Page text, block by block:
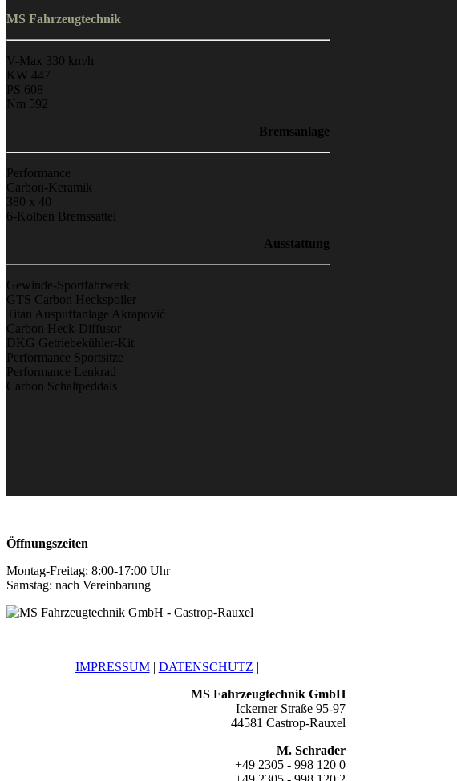
MS Fahrzeugtechnik
V-Max 330 km/h
KW 447
PS 608
Nm 592
Bremsanlage
Performance
Carbon-Keramik
380 x 40
6-Kolben Bremssattel
Ausstattung
Gewinde-Sportfahrwerk
GTS Carbon Heckspoiler
Titan Auspuffanlage Akrapović
Carbon Heck-Diffusor
DKG Getriebekühler-Kit
Performance Sportsitze
Performance Lenkrad
Carbon Schaltpeddals
Öffnungszeiten
Montag-Freitag: 8:00-17:00 Uhr
Samstag: nach Vereinbarung
IMPRESSUM| DATENSCHUTZ |
MS Fahrzeugtechnik GmbH
Ickerner Straße 95-97
44581 Castrop-Rauxel
M. Schrader
+49 2305 - 998 120 0